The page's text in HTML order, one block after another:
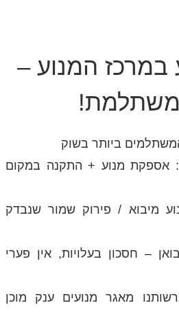
המנוע –
ביותר בשוק
אספקת מנוע + התקנה במקום
מיבוא / פירוק שמור שנבדק
– חסכון בעלויות, אין פערי
מאגר מנועים ענק מוכן